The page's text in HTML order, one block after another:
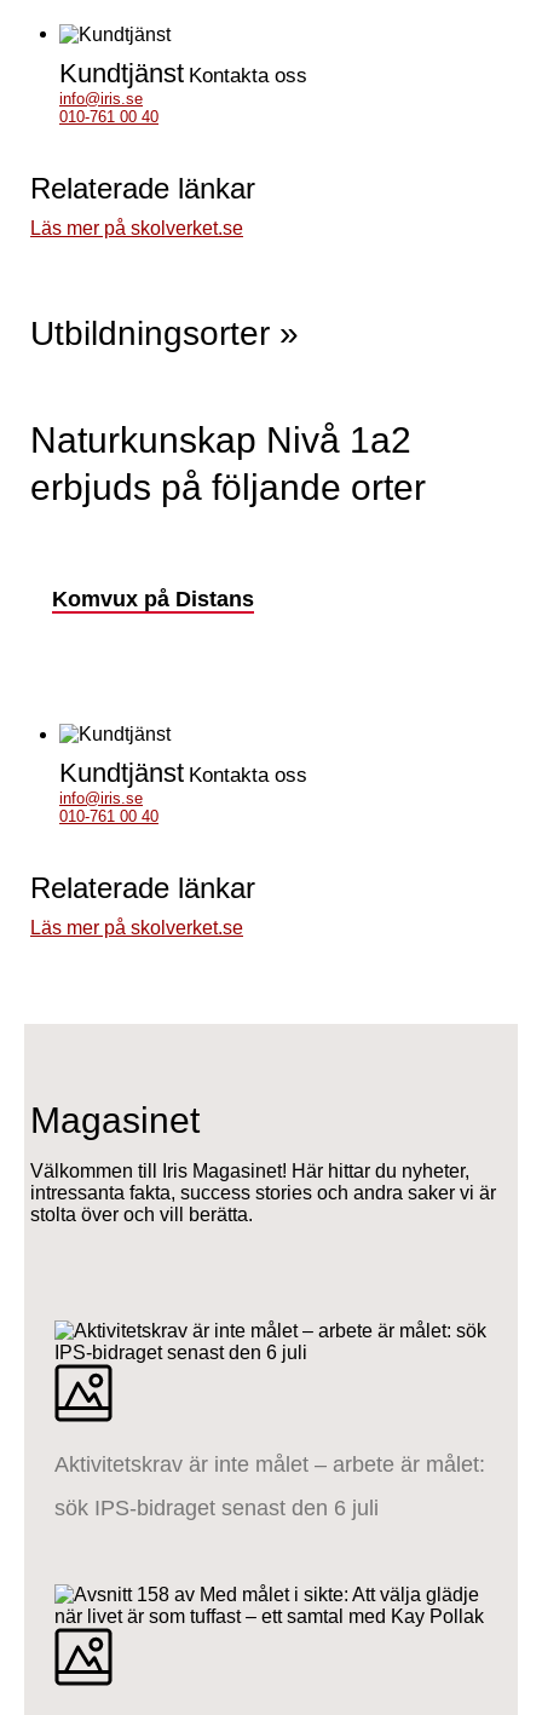
Kundtjänst Kontakta oss
info@iris.se
010-761 00 40
Relaterade länkar
Läs mer på skolverket.se
Utbildningsorter »
Naturkunskap Nivå 1a2
erbjuds på följande orter
Komvux på Distans
Kundtjänst Kontakta oss
info@iris.se
010-761 00 40
Relaterade länkar
Läs mer på skolverket.se
Magasinet
Välkommen till Iris Magasinet! Här hittar du nyheter,
intressanta fakta, success stories och andra saker vi är
stolta över och vill berätta.
Aktivitetskrav är inte målet – arbete är målet:
sök IPS-bidraget senast den 6 juli